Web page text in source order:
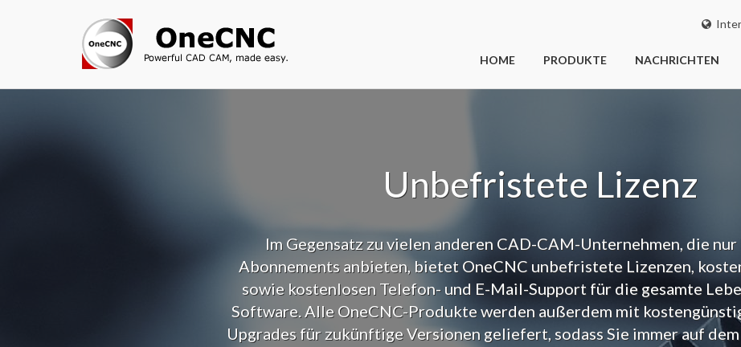
HOME PRODUKTE NACHRICHTEN
Unbefristete Lizenz
Im Gegensatz zu vielen anderen CAD-CAM-Unternehmen, die
Abonnements anbieten, bietet OneCNC unbefristete Lizenzen,
sowie kostenlosen Telefon- und E-Mail-Support für die gesamte
Software. Alle OneCNC-Produkte werden außerdem mit
Upgrades für zukünftige Versionen geliefert, sodass Sie immer auf